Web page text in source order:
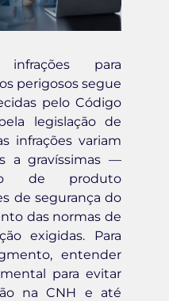
para
perigosos segue
pelo Código
legislação de
infrações variam
a gravíssimas —
de produto
de segurança do
das normas de
exigidas. Para
entender
para evitar
na CNH e até